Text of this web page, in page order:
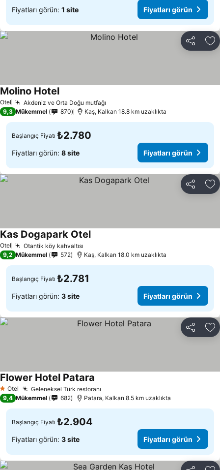
Fiyatları görün: 1 site Fiyatları görün
Paylaş
Otel Akdeniz ve Orta Doğu mutfağı
Molino HotelFiyatları görün
9,3 Mükemmel 870 Kaş, Kalkan 18.8 km uzaklıkta
Başlangıç Fiyatı ₺2.780
Fiyatları görün: 8 site Fiyatları görün
Paylaş
Otel Otantik köy kahvaltısı
Kas Dogapark OtelFiyatları görün
9,2 Mükemmel 572 Kaş, Kalkan 18.0 km uzaklıkta
Başlangıç Fiyatı ₺2.781
Fiyatları görün: 3 site Fiyatları görün
Paylaş
1 Yıldız
Otel Geleneksel Türk restoranı
Flower Hotel Patara
9,4 Mükemmel 682 Patara, Kalkan 8.5 km uzaklıkta
Başlangıç Fiyatı ₺2.904
Fiyatları görün: 3 site Fiyatları görün